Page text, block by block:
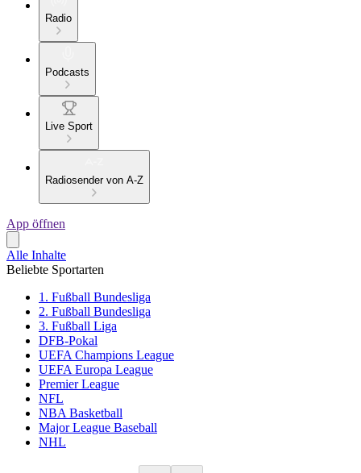
Radio
Podcasts
Live Sport
Radiosender von A-Z
App öffnen
Alle Inhalte
Beliebte Sportarten
1. Fußball Bundesliga
2. Fußball Bundesliga
3. Fußball Liga
DFB-Pokal
UEFA Champions League
UEFA Europa League
Premier League
NFL
NBA Basketball
Major League Baseball
NHL